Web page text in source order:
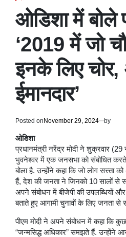
ओडिशा में बोले
‘2019 में जो
इनके लिए चोर,
ईमानदार’
Posted onNovember 29, 2024 by
ओडिशा
प्रधानमंत्री नरेंद्र मोदी ने शुक्रवार (29
भुवनेश्वर में एक जनसभा को संबोधित करते
बोला है. उन्होंने कहा कि जो लोग सत्त्ता
हैं, देश की जनता ने जिनको 10 सालों से
अपने संबोधन में बीजेपी की उपलब्धियों
बताते हुए आगामी चुनावों के लिए जनता से
पीएम मोदी ने अपने संबोधन में कहा कि
“जन्मसिद्ध अधिकार” समझते हैं. उन्होंने